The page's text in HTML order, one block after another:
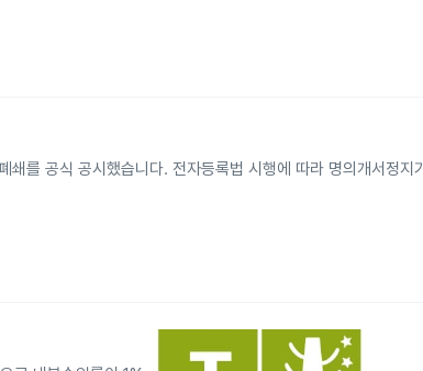
를 공식 공시했습니다. 전자등록법 시행에 따라 명의개서정지기